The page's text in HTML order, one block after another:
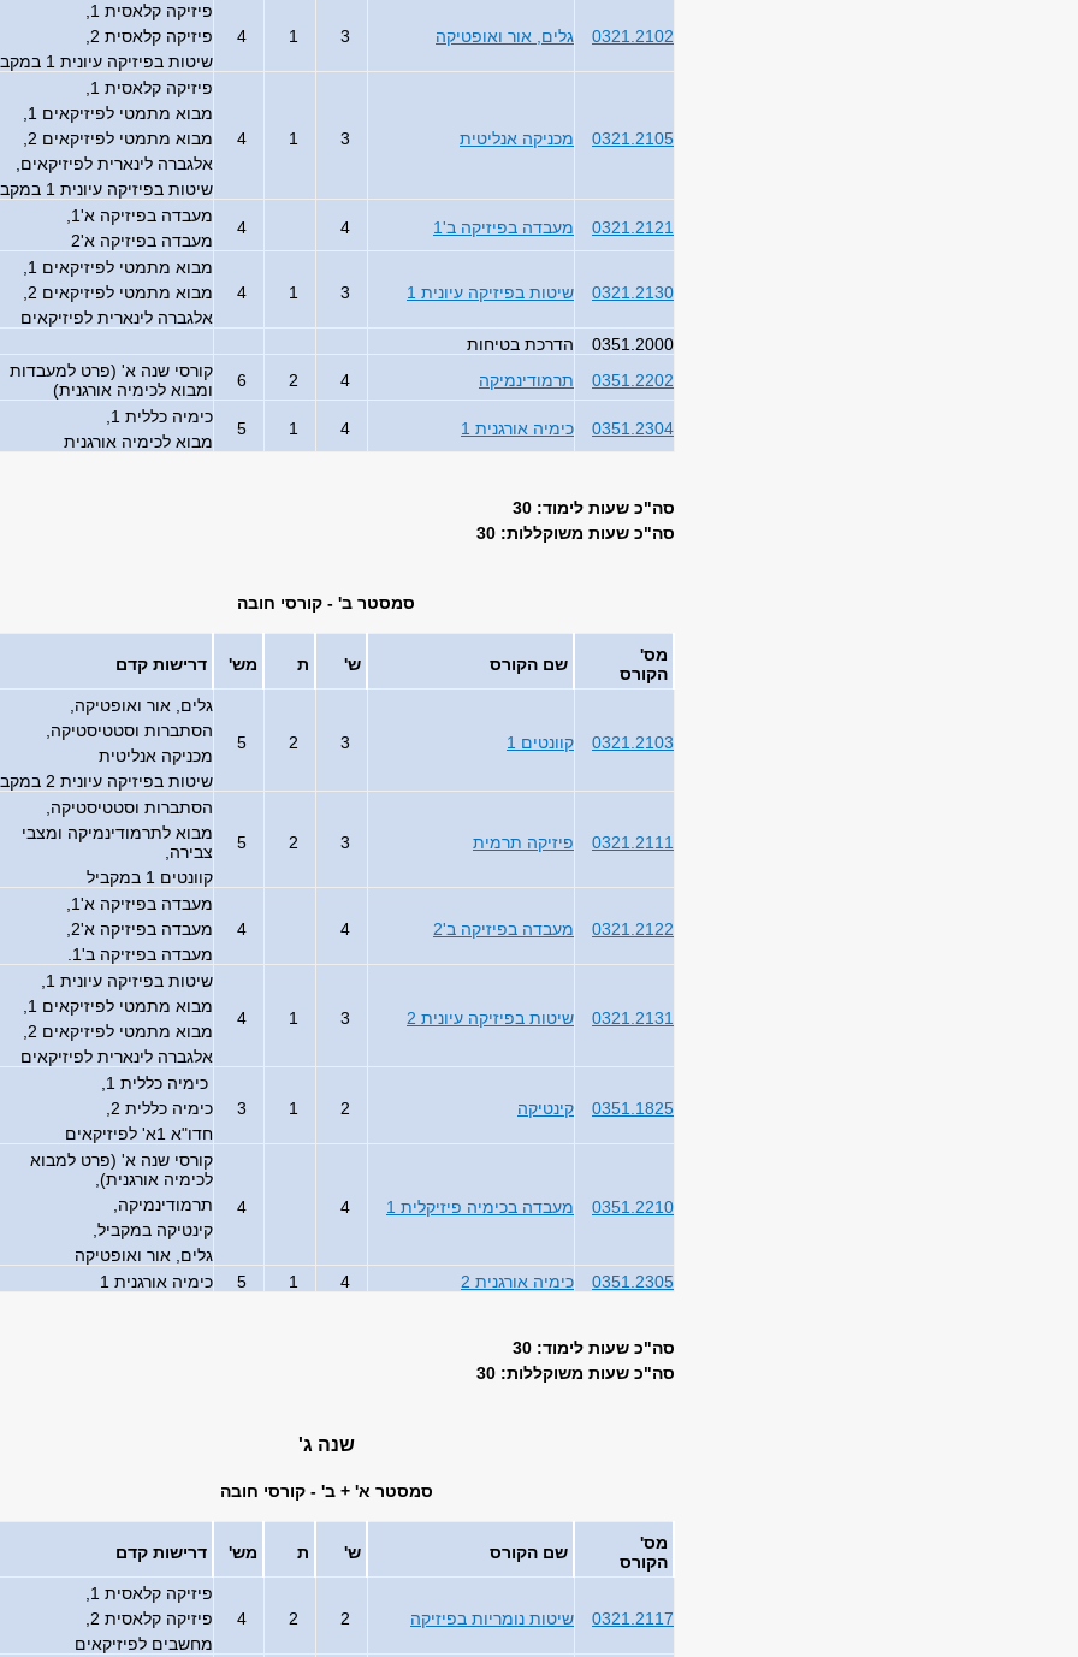
0321.2102 גלים, אור ואופטיקה 3
1
4
פיזיקה קלאסית 1,
פיזיקה קלאסית 2,
שיטות בפיזיקה עיונית 1 במקביל
0321.2105 מכניקה אנליטית 3
1
4
פיזיקה קלאסית 1,
מבוא מתמטי לפיזיקאים 1,
מבוא מתמטי לפיזיקאים 2,
אלגברה לינארית לפיזיקאים,
שיטות בפיזיקה עיונית 1 במקביל
0321.2121
מעבדה בפיזיקה ב'1 4
4
מעבדה בפיזיקה א'1,
מעבדה בפיזיקה א'2
0321.2130 שיטות בפיזיקה עיונית 1 3
1
4
מבוא מתמטי לפיזיקאים 1,
מבוא מתמטי לפיזיקאים 2,
אלגברה לינארית לפיזיקאים
0351.2000
הדרכת בטיחות
0351.2202
תרמודינמיקה 4
2
6
קורסי שנה א' (פרט למעבדות
ומבוא לכימיה אורגנית)
0351.2304
כימיה אורגנית 1 4
1
5
כימיה כללית 1,
מבוא לכימיה אורגנית
סה"כ שעות לימוד: 30
סה"כ שעות משוקללות: 30
סמסטר ב' - קורסי חובה
מס'
הקורס
שם הקורס ש' ת מש' דרישות קדם
0321.2103 קוונטים 1 3
2
5
גלים, אור ואופטיקה,
הסתברות וסטטיסטיקה,
מכניקה אנליטית
שיטות בפיזיקה עיונית 2 במקביל
0321.2111 פיזיקה תרמית 3
2
5
הסתברות וסטטיסטיקה,
מבוא לתרמודינמיקה ומצבי
צבירה,
קוונטים 1 במקביל
0321.2122 מעבדה בפיזיקה ב'2 4
4
מעבדה בפיזיקה א'1,
מעבדה בפיזיקה א'2,
מעבדה בפיזיקה ב'1.
0321.2131 שיטות בפיזיקה עיונית 2 3
1
4
שיטות בפיזיקה עיונית 1,
מבוא מתמטי לפיזיקאים 1,
מבוא מתמטי לפיזיקאים 2,
אלגברה לינארית לפיזיקאים
0351.1825 קינטיקה 2
1
3
כימיה כללית 1,
כימיה כללית 2,
חדו"א 1א' לפיזיקאים
0351.2210 מעבדה בכימיה פיזיקלית 1 4
4
קורסי שנה א' (פרט למבוא
לכימיה אורגנית),
תרמודינמיקה,
קינטיקה במקביל,
גלים, אור ואופטיקה
0351.2305
כימיה אורגנית 2 4
1
5 כימיה אורגנית 1
סה"כ שעות לימוד: 30
סה"כ שעות משוקללות: 30
שנה ג'
סמסטר א' + ב' - קורסי חובה
מס'
הקורס
שם הקורס ש' ת מש' דרישות קדם
0321.2117 שיטות נומריות בפיזיקה 2
2
4
פיזיקה קלאסית 1,
פיזיקה קלאסית 2,
מחשבים לפיזיקאים